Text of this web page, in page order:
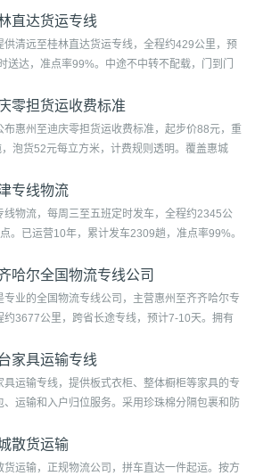
直达货运专线
供清远至桂林直达货运专线，全程约429公里，预
送达，准点率99%。中途不中转不配载，门到门
...零担货运收费标准
布惠州至迪庆零担货运收费标准，起步价88元，重
泡货52元每立方米，计费规则透明。覆盖惠城
专线物流
线物流，每周三至五班定时发车，全程约2345公
。已运营10年，累计发车2309趟，准点率99%。
哈尔全国物流专线公司
专业的全国物流专线公司，主营惠州至齐齐哈尔专
约3677公里，跨省长途专线，预计7-10天。拥有
家具运输专线
具运输专线，提供板式衣柜、整体橱柜等家具的专
、运输和入户归位服务。采用珍珠棉分隔包裹和防
散货运输
货运输，正规物流公司，拼车直达一件起运。按方